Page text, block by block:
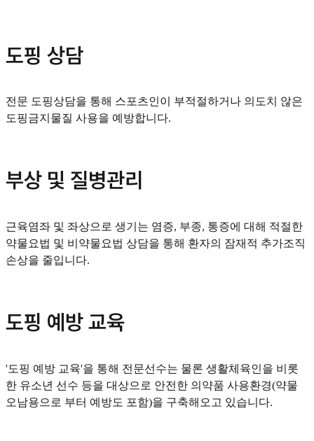
도핑 상담
전문 도핑상담을 통해 스포츠인이 부적절하거나 의도치 않은
도핑금지물질 사용을 예방합니다.
부상 및 질병관리
근육염좌 및 좌상으로 생기는 염증, 부종, 통증에 대해 적절한
약물요법 및 비약물요법 상담을 통해 환자의 잠재적 추가조직
손상을 줄입니다.
도핑 예방 교육
'도핑 예방 교육'을 통해 전문선수는 물론 생활체육인을 비롯
한 유소년 선수 등을 대상으로 안전한 의약품 사용환경(약물
오남용으로 부터 예방도 포함)을 구축해오고 있습니다.